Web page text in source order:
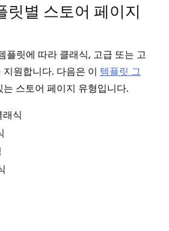
릿별 스토어 페이지
플릿에 따라 클래식, 고급 또는 고
원합니다. 다음은 이 템플릿 그
는 스토어 페이지 유형입니다.
래식